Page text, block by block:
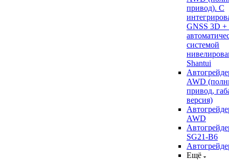
привод). С
GNSS 3D +
системой
Shantui
AWD
привод,
версия)
AWD
SG21-B6
Ещё